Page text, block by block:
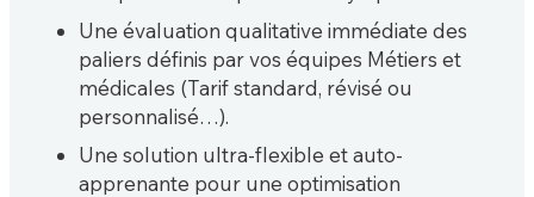
Une évaluation qualitative immédiate des
paliers définis par vos équipes Métiers et
médicales (Tarif standard, révisé ou
personnalisé…).
Une solution ultra-flexible et auto-
apprenante pour une optimisation